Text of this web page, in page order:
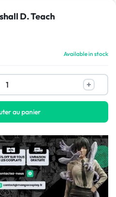
D. Teach
Available in stock
au panier